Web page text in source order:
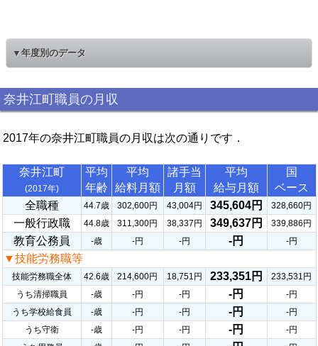
▼年度別のデータ
奈井江町職員の月収
2017年の奈井江町職員の月収は次の通りです．
奈井江町
(2017年)
平均
年齢
平均
給料月額
諸手当
月額
平均
給与月額
国
ベース
全職種
44.7歳 302,600円 43,004円 345,604円 328,660円
一般行政職 44.8歳 311,300円 38,337円 349,637円 339,886円
教育公務員 -歳 -円 -円 -円 -円
▼技能労務職等
技能労務職全体 42.6歳 214,600円 18,751円 233,351円
233,531円
うち清掃職員
-歳 -円 -円 -円
-円
うち学校給食員
-歳 -円 -円 -円
-円
うち守衛
-歳 -円 -円 -円
-円